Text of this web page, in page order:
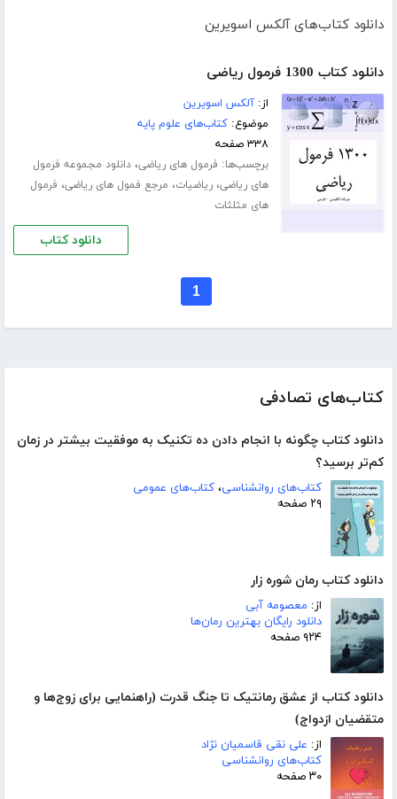
کتاب‌های تصادفی
دانلود کتاب چگونه با انجام دادن ده تکنیک به موفقیت بیشتر در زمان
کم‌تر برسید؟
کتاب‌های روانشناسی، کتاب‌های عمومی
۲۹ صفحه
دانلود کتاب رمان شوره زار
از: معصومه آبی
دانلود رایگان بهترین رمان‌ها
۹۲۴ صفحه
دانلود کتاب از عشق رمانتیک تا جنگ قدرت (راهنمایی برای زوج‌ها و
متقضیان ازدواج)
از: علی نقی قاسمیان نژاد
کتاب‌های روانشناسی
۳۰ صفحه
دانلود کتاب‌های آلکس اسویرین
دانلود کتاب 1300 فرمول ریاضی
از:آلکس اسویرین
موضوع:کتاب‌های علوم پایه
۳۳۸ صفحه
برچسب‌ها: فرمول های ریاضی،دانلود مجموعه فرمول
های ریاضی،ریاضیات، مرجع فمول های ریاضی، فرمول
های مثلثات
دانلود کتاب
1